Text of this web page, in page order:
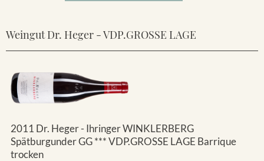
Weingut Dr. Heger - VDP.GROSSE LAGE
2011 Dr. Heger - Ihringer WINKLERBERG
Spätburgunder GG *** VDP.GROSSE LAGE Barrique
trocken